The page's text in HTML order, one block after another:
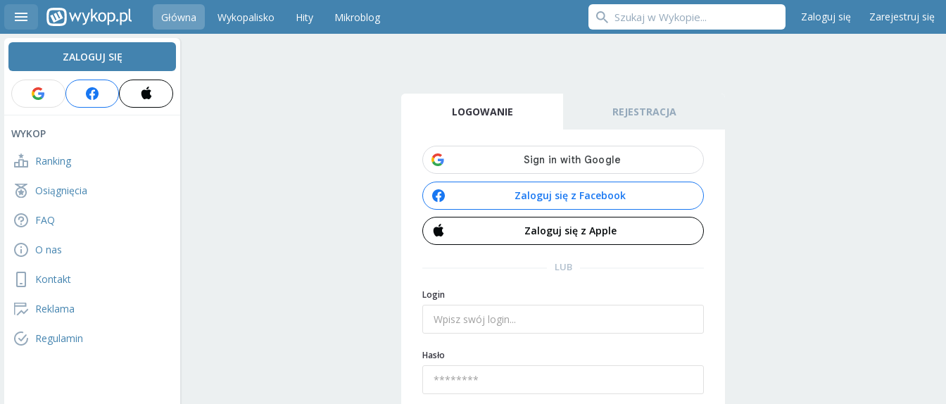
Główna Wykopalisko Hity Mikroblog Zaloguj się Zarejestruj się
ZALOGUJ SIĘ
WYKOP
Ranking
Osiągnięcia
FAQ
O nas
Kontakt
Reklama
Regulamin
LOGOWANIE REJESTRACJA
Zaloguj się z Facebook
Zaloguj się z Apple
LUB
Login
Hasło